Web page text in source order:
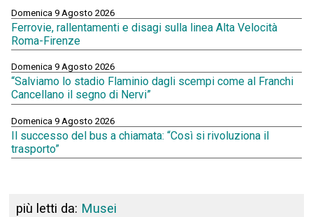
Domenica 9 Agosto 2026
Ferrovie, rallentamenti e disagi sulla linea Alta Velocità
Roma-Firenze
Domenica 9 Agosto 2026
“Salviamo lo stadio Flaminio dagli scempi come al Franchi
Cancellano il segno di Nervi”
Domenica 9 Agosto 2026
Il successo del bus a chiamata: “Così si rivoluziona il
trasporto”
più letti da: Musei